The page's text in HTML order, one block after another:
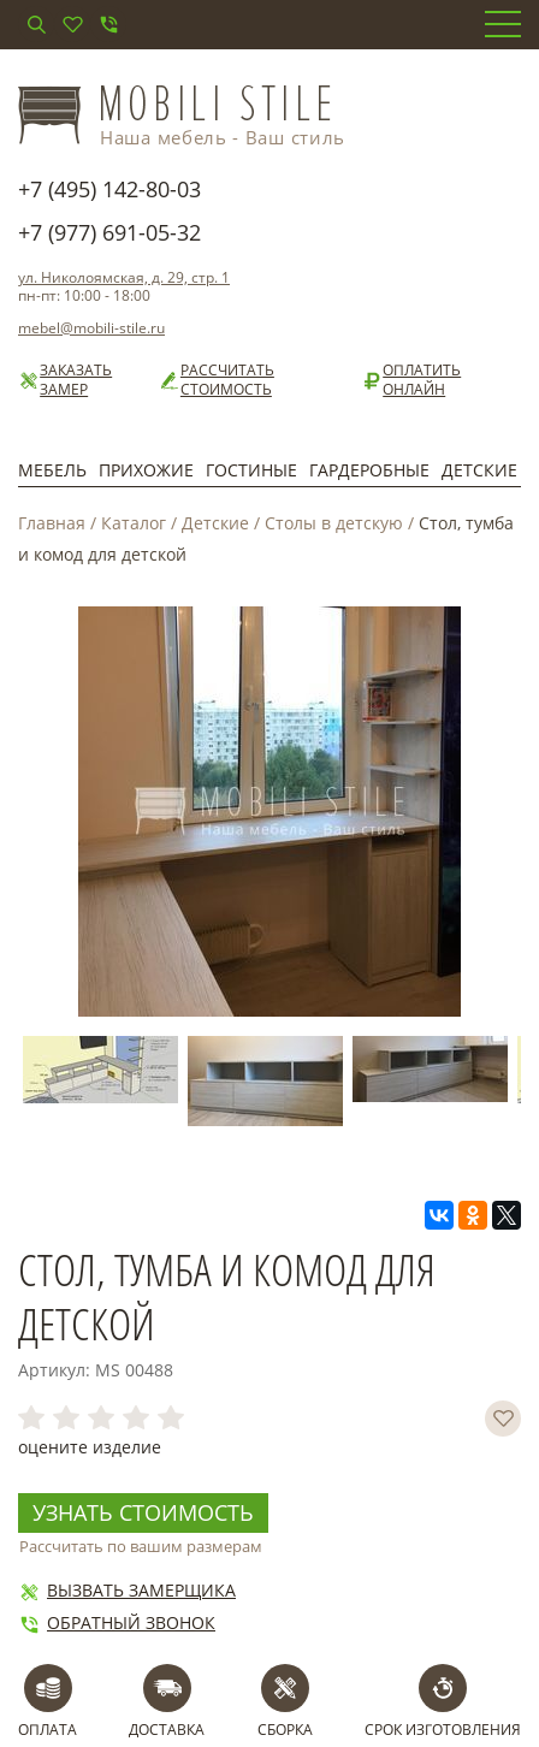
Наша мебель - Ваш стиль
+7 (495) 142-80-03
+7 (977) 691-05-32
ул. Николоямская, д. 29, стр. 1
пн-пт: 10:00 - 18:00
mebel@mobili-stile.ru
ЗАКАЗАТЬ
ЗАМЕР
РАССЧИТАТЬ
СТОИМОСТЬ
ОПЛАТИТЬ
ОНЛАЙН
МЕБЕЛЬ ПРИХОЖИЕ ГОСТИНЫЕ ГАРДЕРОБНЫЕ ДЕТСКИЕ
Главная / Каталог / Детские / Столы в детскую / Стол, тумба
и комод для детской
СТОЛ, ТУМБА И КОМОД ДЛЯ
ДЕТСКОЙ
Артикул: MS 00488
оцените изделие
УЗНАТЬ СТОИМОСТЬ
Рассчитать по вашим размерам
ВЫЗВАТЬ ЗАМЕРЩИКА
ОБРАТНЫЙ ЗВОНОК
ОПЛАТА ДОСТАВКА СБОРКА СРОК ИЗГОТОВЛЕНИЯ